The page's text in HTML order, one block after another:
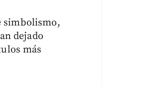
simbolismo,
dejado
más